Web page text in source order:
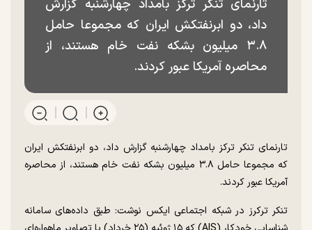
تارنمای تنکر ترکز بامداد چهارشنبه گزارش
داد، دو ابرنفتکش ایران که مجموعا حامل
۳.۸ میلیون بشکه نفت خام هستند، از
محاصره آمریکا عبور کردند.
تارنمای تنکر ترکز بامداد چهارشنبه گزارش داد، دو ابرنفتکش ایران
که مجموعا حامل ۳.۸ میلیون بشکه نفت خام هستند، از محاصره
آمریکا عبور کردند.
تنکر ترکرز در شبکه اجتماعی ایکس نوشت: طبق داده‌های سامانه